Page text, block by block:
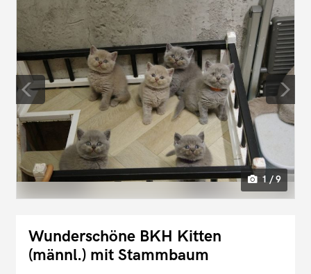
1 / 9
Wunderschöne BKH Kitten
(männl.) mit Stammbaum